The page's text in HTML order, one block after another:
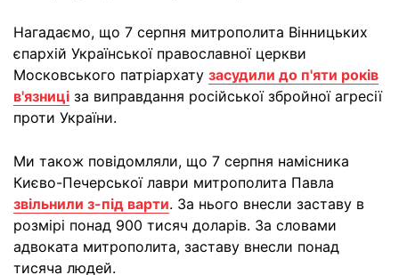
Нагадаємо, що 7 серпня митрополита Вінницьких
єпархій Української православної церкви
Московського патріархату засудили до п'яти років
в'язниці за виправдання російської збройної агресії
проти України.
Ми також повідомляли, що 7 серпня намісника
Києво-Печерської лаври митрополита Павла
звільнили з-під варти. За нього внесли заставу в
розмірі понад 900 тисяч доларів. За словами
адвоката митрополита, заставу внесли понад
тисяча людей.